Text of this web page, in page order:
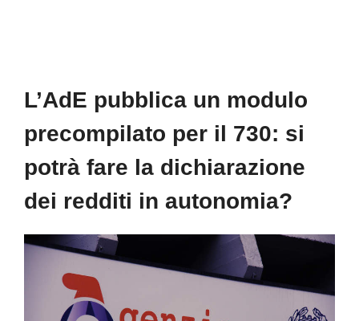
L’AdE pubblica un modulo
precompilato per il 730: si
potrà fare la dichiarazione
dei redditi in autonomia?